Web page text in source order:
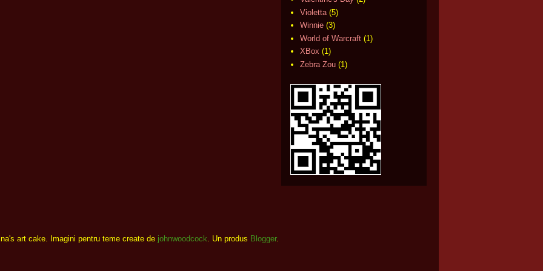
Violetta (5)
Winnie (3)
World of Warcraft (1)
XBox (1)
Zebra Zou (1)
art cake. Imagini pentru teme create de johnwoodcock. Un produs Blogger.